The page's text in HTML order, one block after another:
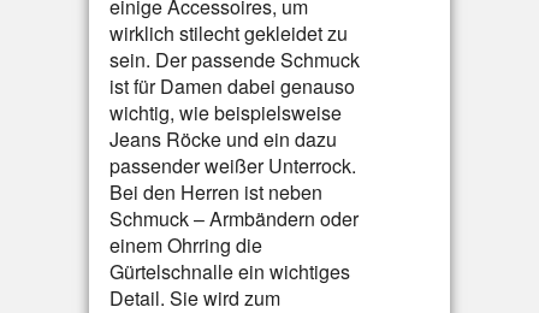
einige Accessoires, um
wirklich stilecht gekleidet zu
sein. Der passende Schmuck
ist für Damen dabei genauso
wichtig, wie beispielsweise
Jeans Röcke und ein dazu
passender weißer Unterrock.
Bei den Herren ist neben
Schmuck – Armbändern oder
einem Ohrring die
Gürtelschnalle ein wichtiges
Detail. Sie wird zum